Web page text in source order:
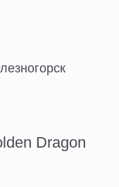
Dragon